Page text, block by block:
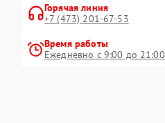
Горячая линия
+7 (473) 201-67-53
Время работы
Ежедневно с 9:00 до 21:00